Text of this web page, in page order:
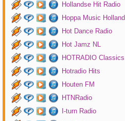
Hollandse Hit Radio
Hoppa Music Holland
Hot Dance Radio
Hot Jamz NL
HOTRADIO Classics
Hotradio Hits
Houten FM
HTNRadio
I-turn Radio